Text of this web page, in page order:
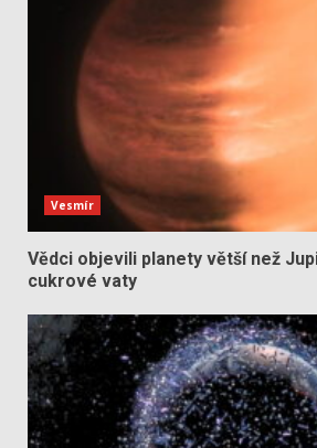
Vesmír
Vědci objevili planety větší než
cukrové vaty